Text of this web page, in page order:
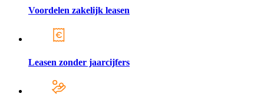
Voordelen zakelijk leasen
Leasen zonder jaarcijfers